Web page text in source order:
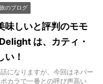
旅のブログ
味しいと評判のモモ
は、カティ・
い！
になりますが、今回はネパー
カラで一番との呼び声高い